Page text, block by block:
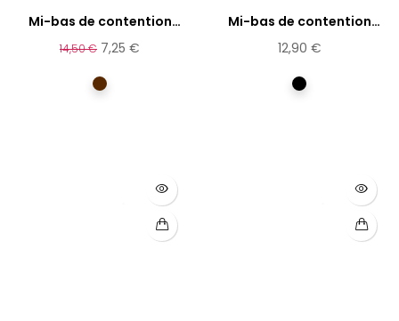
Mi-bas de contention
coton...
14,50 € 7,25 €
Marron
Mi-bas de contention
femme...
12,90 €
Noir